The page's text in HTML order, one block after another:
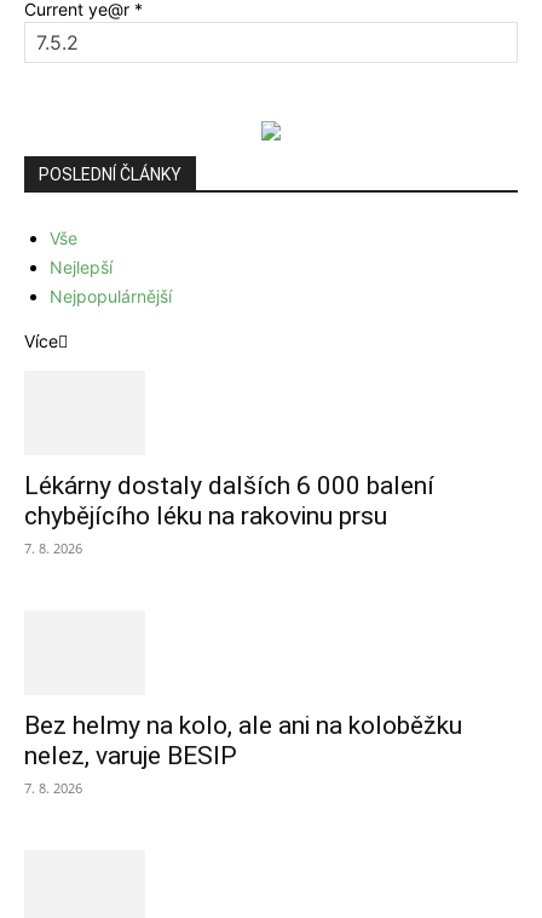
Current ye@r *
POSLEDNÍ ČLÁNKY
Vše
Nejlepší
Nejpopulárnější
Více
Lékárny dostaly dalších 6 000 balení
chybějícího léku na rakovinu prsu
7. 8. 2026
Bez helmy na kolo, ale ani na koloběžku
nelez, varuje BESIP
7. 8. 2026